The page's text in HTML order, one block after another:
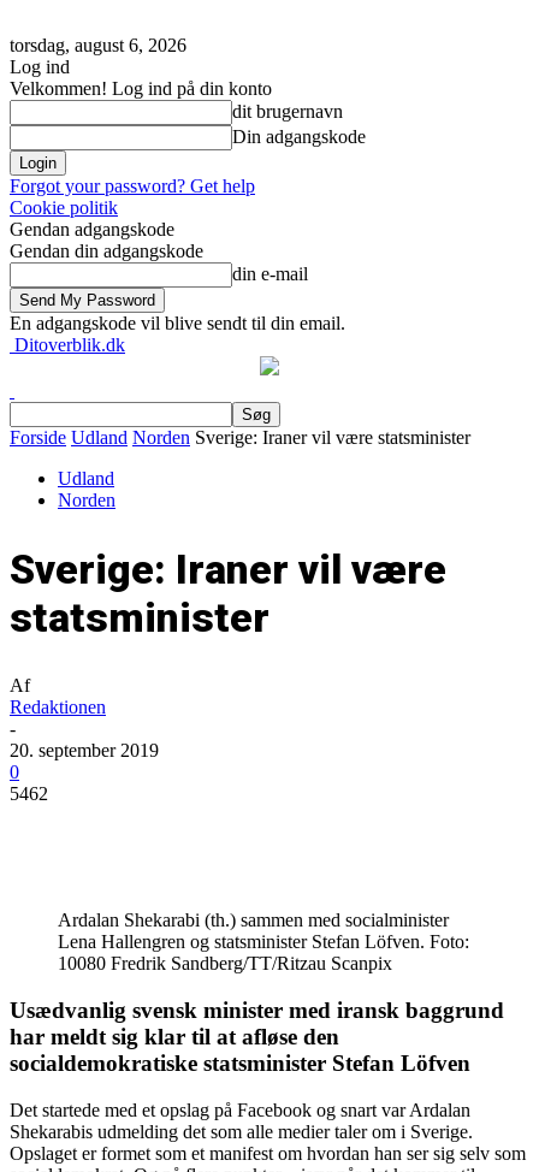
torsdag, august 6, 2026
Log ind
Velkommen! Log ind på din konto
dit brugernavn
Din adgangskode
Forgot your password? Get help
Cookie politik
Gendan adgangskode
Gendan din adgangskode
din e-mail
En adgangskode vil blive sendt til din email.
Ditoverblik.dk
Forside Udland Norden Sverige: Iraner vil være statsminister
Udland
Norden
Sverige: Iraner vil være
statsminister
Af
Redaktionen
-
20. september 2019
0
5462
Ardalan Shekarabi (th.) sammen med socialminister
Lena Hallengren og statsminister Stefan Löfven. Foto:
10080 Fredrik Sandberg/TT/Ritzau Scanpix
Usædvanlig svensk minister med iransk baggrund
har meldt sig klar til at afløse den
socialdemokratiske statsminister Stefan Löfven
Det startede med et opslag på Facebook og snart var Ardalan
Shekarabis udmelding det som alle medier taler om i Sverige.
Opslaget er formet som et manifest om hvordan han ser sig selv som